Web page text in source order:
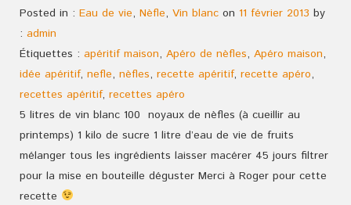
Posted in : Eau de vie, Nèfle, Vin blanc on 11 février 2013 by
: admin
Étiquettes : apéritif maison, Apéro de nèfles, Apéro maison,
idée apéritif, nefle, nèfles, recette apéritif, recette apéro,
recettes apéritif, recettes apéro
5 litres de vin blanc 100 noyaux de nèfles (à cueillir au
printemps) 1 kilo de sucre 1 litre d’eau de vie de fruits
mélanger tous les ingrédients laisser macérer 45 jours filtrer
pour la mise en bouteille déguster Merci à Roger pour cette
recette